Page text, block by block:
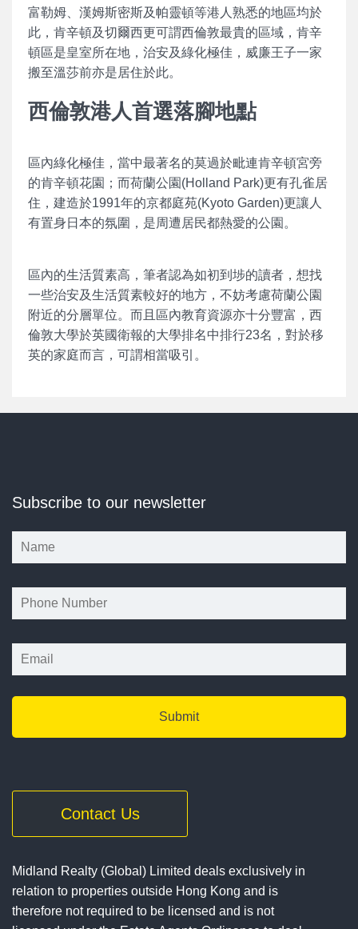
富勒姆、漢姆斯密斯及帕靈頓等港人熟悉的地區均於
此，肯辛頓及切爾西更可謂西倫敦最貴的區域，肯辛
頓區是皇室所在地，治安及綠化極佳，威廉王子一家
搬至溫莎前亦是居住於此。
西倫敦港人首選落腳地點
區內綠化極佳，當中最著名的莫過於毗連肯辛頓宮旁
的肯辛頓花園；而荷蘭公園(Holland Park)更有孔雀居
住，建造於1991年的京都庭苑(Kyoto Garden)更讓人
有置身日本的氛圍，是周遭居民都熱愛的公園。
區內的生活質素高，筆者認為如初到埗的讀者，想找
一些治安及生活質素較好的地方，不妨考慮荷蘭公園
附近的分層單位。而且區內教育資源亦十分豐富，西
倫敦大學於英國衛報的大學排名中排行23名，對於移
英的家庭而言，可謂相當吸引。
Subscribe to our newsletter
Contact Us
Midland Realty (Global) Limited deals exclusively in
relation to properties outside Hong Kong and is
therefore not required to be licensed and is not